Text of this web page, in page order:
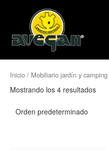
contenido
Inicio / Mobiliario jardín y camping
Mostrando los 4 resultados